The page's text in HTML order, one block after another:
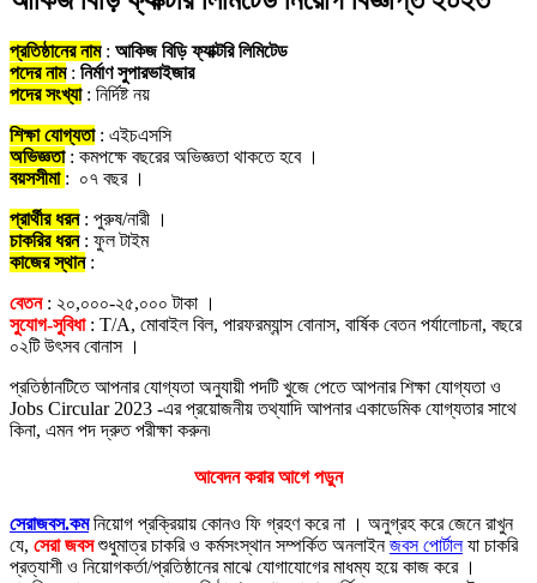
প্রতিষ্ঠানের নাম: আকিজ বিড়ি ফ্যাক্টরি লিমিটেড
পদের নাম: নির্মাণ সুপারভাইজার
পদের সংখ্যা: নির্দিষ্ট নয়
শিক্ষা যোগ্যতা: এইচএসসি
অভিজ্ঞতা : কমপক্ষে বছরের অভিজ্ঞতা থাকতে হবে ।
বয়সসীমা : ০৭ বছর ।
প্রার্থীর ধরন: পুরুষ/নারী ।
চাকরির ধরন : ফুল টাইম
কাজের স্থান:
বেতন : ২০,০০০-২৫,০০০ টাকা ।
সুযোগ-সুবিধা: T/A, মোবাইল বিল, পারফরম্যান্স বোনাস, বার্ষিক বেতন পর্যালোচনা, বছরে
০২টি উৎসব বোনাস ।
প্রতিষ্ঠানটিতে আপনার যোগ্যতা অনুযায়ী পদটি খুজে পেতে আপনার শিক্ষা যোগ্যতা ও
Jobs Circular 2023 -এর প্রয়োজনীয় তথ্যাদি আপনার একাডেমিক যোগ্যতার সাথে
কিনা, এমন পদ দ্রুত পরীক্ষা করুন৷
আবেদন করার আগে পড়ুন
সেরাজবস.কমনিয়োগ প্রক্রিয়ায় কোনও ফি গ্রহণ করে না । অনুগ্রহ করে জেনে রাখুন
যে, সেরা জবসশুধুমাত্র চাকরি ও কর্মসংস্থান সম্পর্কিত অনলাইনজবস পোর্টালযা চাকরি
প্রত্যাশী ও নিয়োগকর্তা/প্রতিষ্ঠানের মাঝে যোগাযোগের মাধম্য হয়ে কাজ করে ।